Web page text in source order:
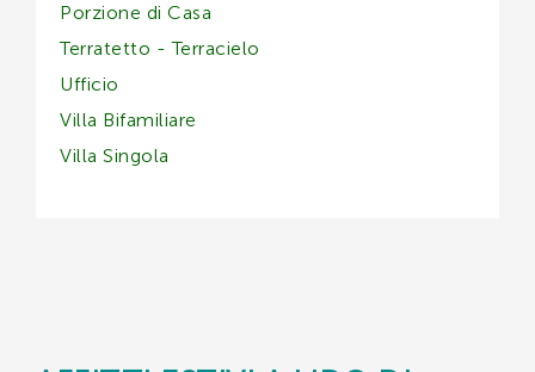
Porzione di Casa
Terratetto - Terracielo
Ufficio
Villa Bifamiliare
Villa Singola